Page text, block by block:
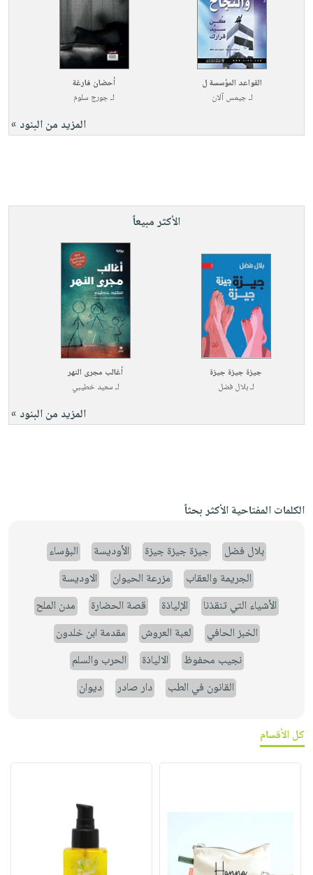
القواعد المؤسسة ل
لـجيمس آلان
أحضان فارغة
لـجورج سلوم
المزيد من البنود »
الأكثر مبيعاً
جيزة جيزة جيزة
لـبلال فضل
أغالب مجرى النهر
لـسعيد خطيبي
المزيد من البنود »
الكلمات المفتاحية الأكثر بحثاً
بلال فضل جيزة جيزة جيزة الأوديسة
البؤساء
الجريمة والعقاب
مزرعة الحيوان
الاوديسة
الأشياء التي تنقذنا
الإلياذة قصة الحضارة
مدن الملح
الخبز الحافي
لعبة العروش
مقدمة ابن خلدون
نجيب محفوظ
الالياذة
الحرب والسلم
القانون في الطب
دار صادر ديوان
كل الأقسام